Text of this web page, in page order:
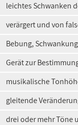
leichtes Schwanken
verärgert und von
Bebung,
Gerät zur
musikalische
gleitende
drei oder mehr Töne